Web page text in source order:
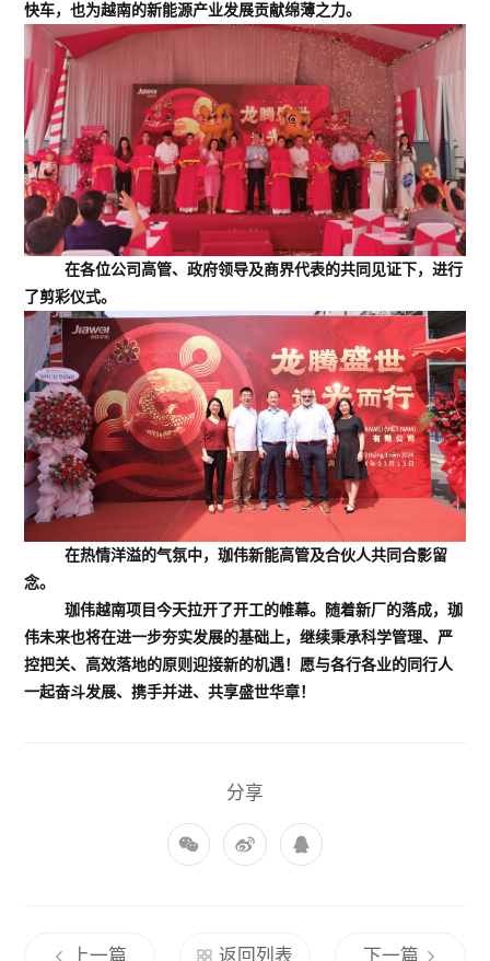
快车，也为越南的新能源产业发展贡献绵薄之力。
在各位公司高管、政府领导及商界代表的共同见证下，进行
了剪彩仪式。
在热情洋溢的气氛中，珈伟新能高管及合伙人共同合影留
念。
珈伟越南项目今天拉开了开工的帷幕。随着新厂的落成，珈
伟未来也将在进一步夯实发展的基础上，继续秉承科学管理、严
控把关、高效落地的原则迎接新的机遇！愿与各行各业的同行人
一起奋斗发展、携手并进、共享盛世华章！
分享
上一篇 返回列表 下一篇